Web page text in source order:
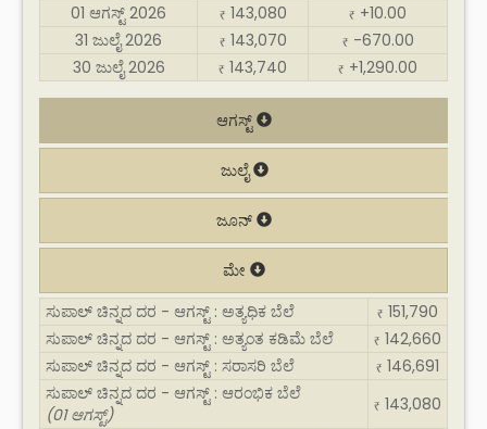
01 ಆಗಸ್ಟ್ 2026
₹ 143,080 ₹ +10.00
31 ಜುಲೈ 2026
₹ 143,070 ₹ -670.00
30 ಜುಲೈ 2026
₹ 143,740 ₹ +1,290.00
ಆಗಸ್ಟ್
ಜುಲೈ
ಜೂನ್
ಮೇ
ಸುಪಾಲ್ ಚಿನ್ನದ ದರ - ಆಗಸ್ಟ್ : ಅತ್ಯಧಿಕ ಬೆಲೆ
₹ 151,790
ಸುಪಾಲ್ ಚಿನ್ನದ ದರ - ಆಗಸ್ಟ್ : ಅತ್ಯಂತ ಕಡಿಮೆ ಬೆಲೆ
₹ 142,660
ಸುಪಾಲ್ ಚಿನ್ನದ ದರ - ಆಗಸ್ಟ್ : ಸರಾಸರಿ ಬೆಲೆ
₹ 146,691
ಸುಪಾಲ್ ಚಿನ್ನದ ದರ - ಆಗಸ್ಟ್ : ಆರಂಭಿಕ ಬೆಲೆ
(01 ಆಗಸ್ಟ್)
₹ 143,080